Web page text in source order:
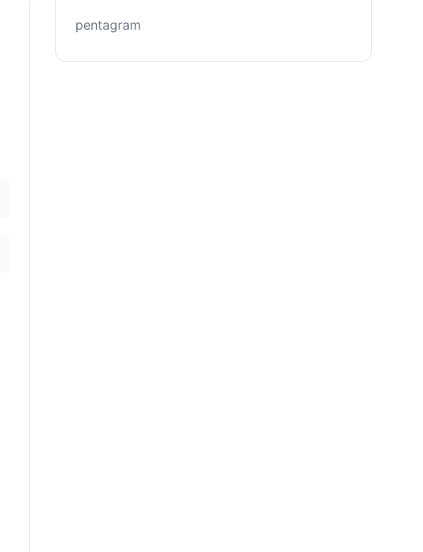
pentagram